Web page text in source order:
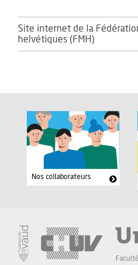
Site internet de la
helvétiques (FMH)
Nos collaborateurs